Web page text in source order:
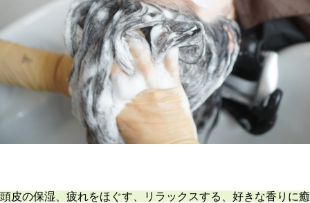
頭皮の保湿、疲れをほぐす、リラックスする、好きな香りに癒